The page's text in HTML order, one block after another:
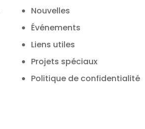
Nouvelles
Événements
Liens utiles
Projets spéciaux
Politique de confidentialité